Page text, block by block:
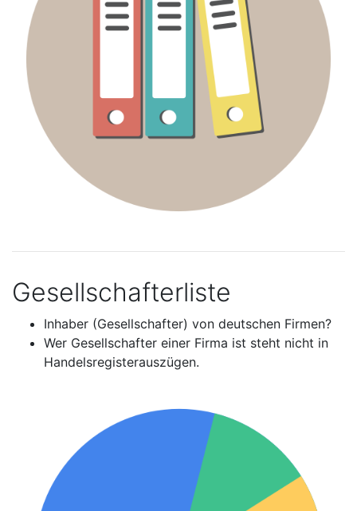
Gesellschafterliste
Inhaber (Gesellschafter) von deutschen Firmen?
Wer Gesellschafter einer Firma ist steht nicht in
Handelsregisterauszügen.